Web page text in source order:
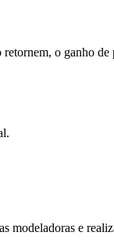
o ganho
modeladoras e